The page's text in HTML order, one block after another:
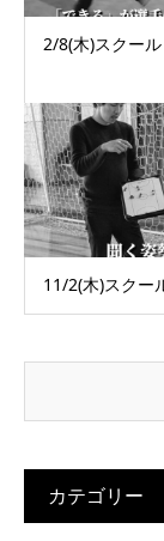
2/8(木)スクール
11/2(木)スクー
カテゴリー